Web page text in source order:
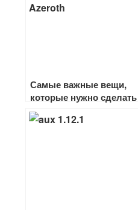
Самые важные вещи,
которые нужно сделать
перед выходом препатча
8.0 Battle for Azeroth